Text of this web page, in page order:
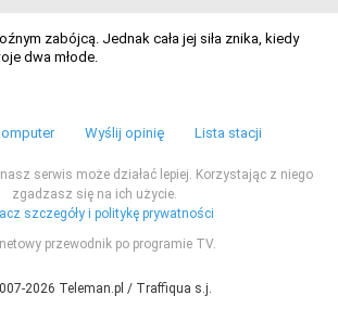
zabójcą. Jednak cała jej siła znika, kiedy
dwa młode.
Wyślij opinię Lista stacji
serwis może działać lepiej. Korzystając z niego
zgadzasz się na ich użycie.
szczegóły i politykę prywatności
przewodnik po programie TV.
2026 Teleman.pl / Traffiqua s.j.